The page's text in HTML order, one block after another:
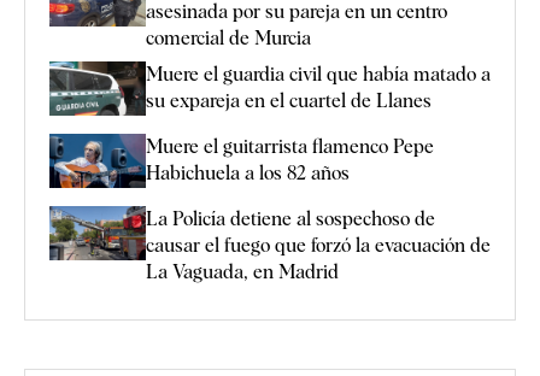
asesinada por su pareja en un centro
comercial de Murcia
Muere el guardia civil que había matado a
su expareja en el cuartel de Llanes
Muere el guitarrista flamenco Pepe
Habichuela a los 82 años
La Policía detiene al sospechoso de
causar el fuego que forzó la evacuación de
La Vaguada, en Madrid